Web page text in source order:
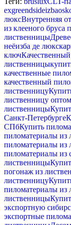
exgreendsideizba
люксВнутренняя
из клееного бруса
лиственницы
неёизба де люкс
ключ
лиственницы
качественные
качественный
лиственницу
лиственницу оптом
лиственницы
Санкт-Петербурге
СПбКупить
пиломатериалы из
пиломатериалы из
пиломатериалы из
лиственницы
погонаж из
лиственницу
пиломатериалы из
лиственницы
экспортную
экспортные